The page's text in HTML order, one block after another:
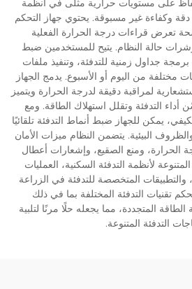
على مستويات حرارية مثلى في أنظمة
دقة وكفاءة غير مسبوقة. يحتوي جهاز التحكم
تعرض قراءات درجة الحرارة الفعلية
حالة النظام. يتيح للمستخدمين ضبط
جداول زمنية للتدفئة، وتنفيذ ملفات
من اليوم أو الأسبوع. يدمج الجهاز
لمراقبة دقيقة لدرجة الحرارة ويتميز
التدفئة وتقلل استهلاك الطاقة. ومع
يمكن للجهاز ضبط أنماط التدفئة تلقائيًا
والظروف البيئية. يتضمن النظام ميزات الأمان
الحرارة، ومنع الصقيع، وإشعارات أعطال
لأنظمة التدفئة السكنية، العمليات
والتطبيقات المتخصصة للتدفئة في الزراعة
تقنيات التدفئة المختلفة بما في ذلك
الطاقة المتجددة، مما يجعله حلًا مرنًا لتلبية
التدفئة المتنوعة.